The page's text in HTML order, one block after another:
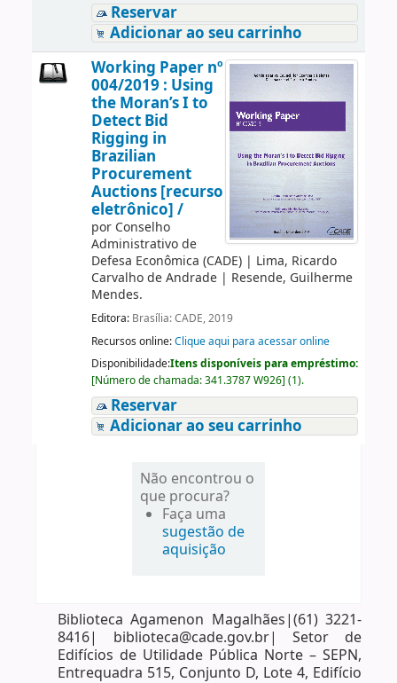
Reservar
Adicionar ao seu carrinho
Working Paper nº
004/2019 : Using
the Moran’s I to
Detect Bid
Rigging in
Brazilian
Procurement
Auctions [recurso
eletrônico] /
por Conselho
Administrativo de
Defesa Econômica (CADE)| Lima, Ricardo
Carvalho de Andrade| Resende, Guilherme
Mendes.
Editora: Brasília: CADE, 2019
Recursos online:Clique aqui para acessar online
Disponibilidade:Itens disponíveis para empréstimo:
[Número de chamada:341.3787 W926] (1).
Reservar
Adicionar ao seu carrinho
Não encontrou o
que procura?
Faça uma
sugestão de
aquisição
Biblioteca Agamenon Magalhães|(61) 3221-
8416| biblioteca@cade.gov.br| Setor de
Edifícios de Utilidade Pública Norte – SEPN,
Entrequadra 515, Conjunto D, Lote 4, Edifício